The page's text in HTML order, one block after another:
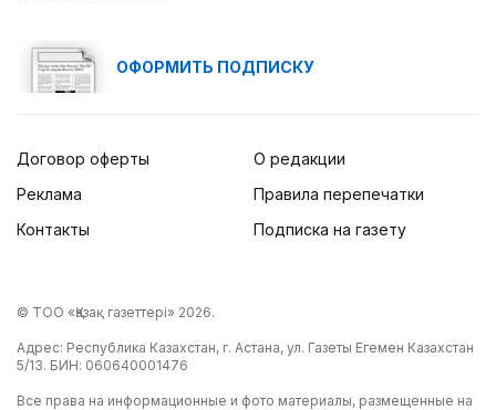
ОФОРМИТЬ ПОДПИСКУ
Договор оферты
Реклама
Контакты
О редакции
Правила перепечатки
Подписка на газету
© ТОО «Қазақ газеттері» 2026.
Адрес: Республика Казахстан, г. Астана, ул. Газеты Егемен Казахстан
5/13. БИН: 060640001476
Все права на информационные и фото материалы, размещенные на